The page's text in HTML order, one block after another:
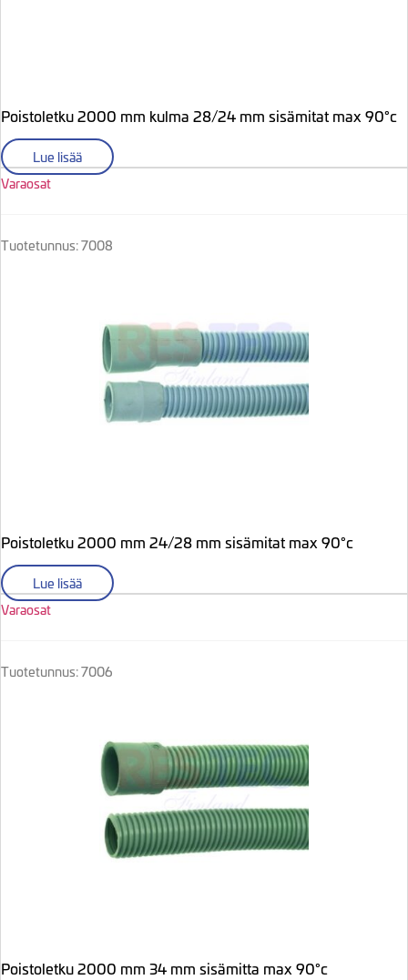
Poistoletku 2000 mm kulma 28/24 mm sisämitat max 90°c
Lue lisää
Varaosat
Tuotetunnus: 7008
Poistoletku 2000 mm 24/28 mm sisämitat max 90°c
Lue lisää
Varaosat
Tuotetunnus: 7006
Poistoletku 2000 mm 34 mm sisämitta max 90°c